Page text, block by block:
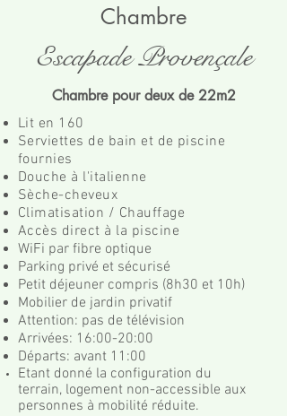
Chambre
Escapade Provençale
Chambre pour deux de 22m2
Lit en 160
Serviettes de bain et de piscine
fournies
Douche à l'italienne
Sèche-cheveux
Climatisation / Chauffage
Accès direct à la piscine
WiFi par fibre optique
Parking privé et sécurisé
Petit déjeuner compris (8h30 et 10h)
Mobilier de jardin privatif
Attention: pas de télévision
Arrivées: 16:00-20:00
Départs: avant 11:00
Etant donné la configuration du
terrain, logement non-accessible aux
personnes à mobilité réduite.